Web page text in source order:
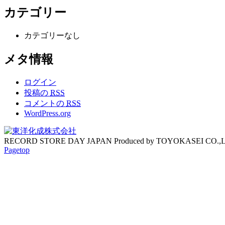
カテゴリー
カテゴリーなし
メタ情報
ログイン
投稿の RSS
コメントの RSS
WordPress.org
RECORD STORE DAY JAPAN Produced by TOYOKASEI
Pagetop